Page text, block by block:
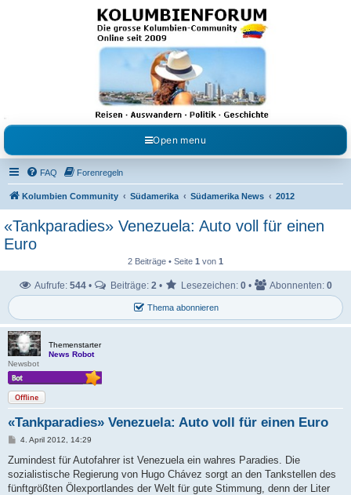
Kolumbienforum - Das
grosse Forum der
Freunde Kolumbiens
Reisen, Auswandern, Kultur, Politik, Geschichte und Visum in Kolumbien und Venezuela.
Austausch, Erfahrungen und Gemeinschaft im Kolumbienforum
Open menu
FAQ Forenregeln
Kolumbien Community Südamerika Südamerika News 2012
«Tankparadies» Venezuela: Auto voll für einen
Euro
2 Beiträge • Seite 1 von 1
Thema abonnieren
Aufrufe: 544 • Beiträge: 2 • Lesezeichen: 0 • Abonnenten: 0
Themenstarter
News Robot
Newsbot
Offline
«Tankparadies» Venezuela: Auto voll für einen Euro
B
i
r
a
4. April 2012, 14:29
Zumindest für Autofahrer ist Venezuela ein wahres Paradies. Die
sozialistische Regierung von Hugo Chávez sorgt an den Tankstellen des
fünftgrößten Ölexportlandes der Welt für gute Stimmung, denn der Liter